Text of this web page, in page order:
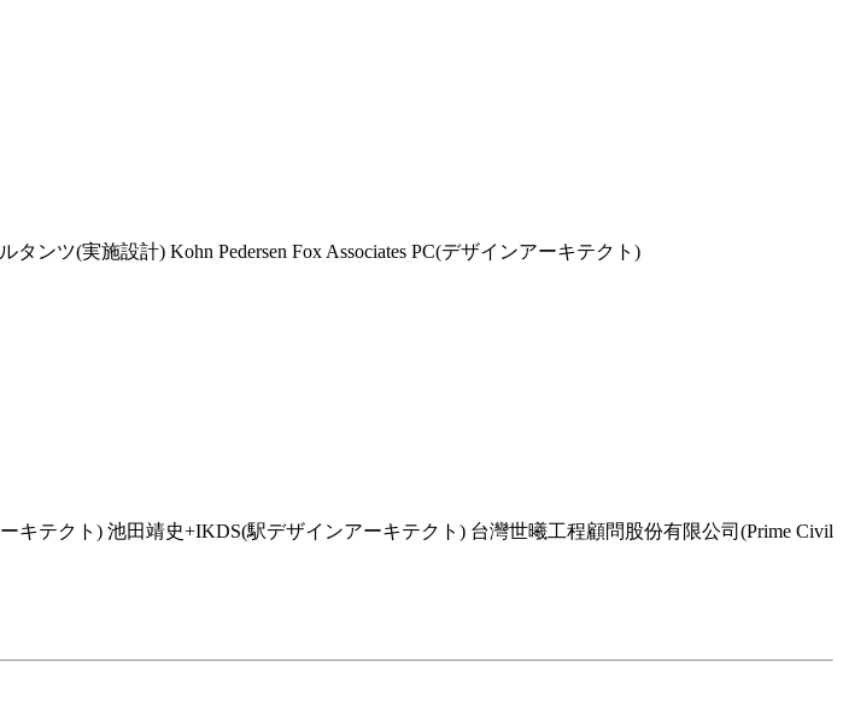
ツ(実施設計) Kohn Pedersen Fox Associates PC(デザインアーキテクト)
テクト) 池田靖史+IKDS(駅デザインアーキテクト) 台灣世曦工程顧問股份有限公司(Prime Civil